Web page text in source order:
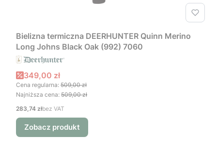
Bielizna termiczna DEERHUNTER Quinn Merino
Long Johns Black Oak (992) 7060
Cena promocyjna
349,00 zł
Cena regularna: 509,00 zł
Najniższa cena: 509,00 zł
Cena
283,74 złbez VAT
Zobacz produkt